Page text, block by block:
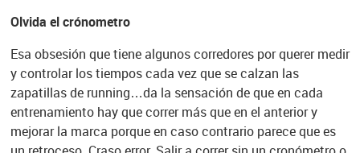
Olvida el crónometro
Esa obsesión que tiene algunos corredores por querer medir
y controlar los tiempos cada vez que se calzan las
zapatillas de running…da la sensación de que en cada
entrenamiento hay que correr más que en el anterior y
mejorar la marca porque en caso contrario parece que es